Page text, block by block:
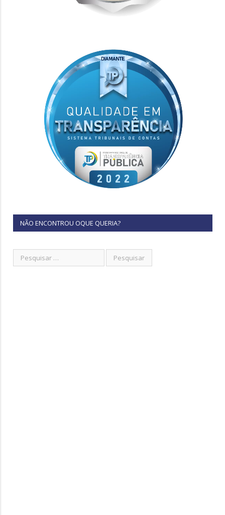
NÃO ENCONTROU OQUE QUERIA?